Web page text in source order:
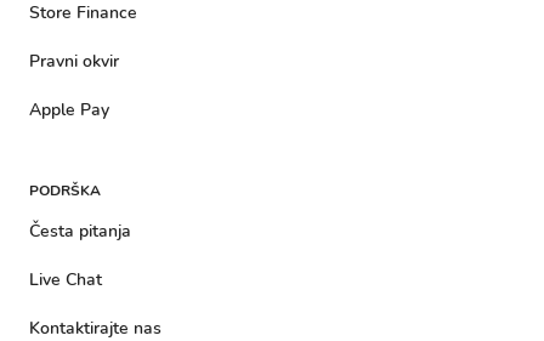
Store Finance
Pravni okvir
Apple Pay
PODRŠKA
Česta pitanja
Live Chat
Kontaktirajte nas